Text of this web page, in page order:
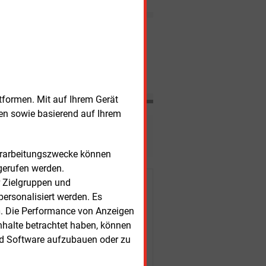
Mit auf Ihrem Gerät
sowie basierend auf Ihrem
können
werden.
und
werden. Es
Performance von Anzeigen
betrachtet haben, können
Software aufzubauen oder zu
Kunden